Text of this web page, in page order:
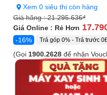
Xem 0 siêu thị còn hàng
Giá hãng :21.295.636đ
Giá Online : Rẻ Hơn
-16% Trả góp 0% - Trả trước
(Gọi 1900.2628 để nhận